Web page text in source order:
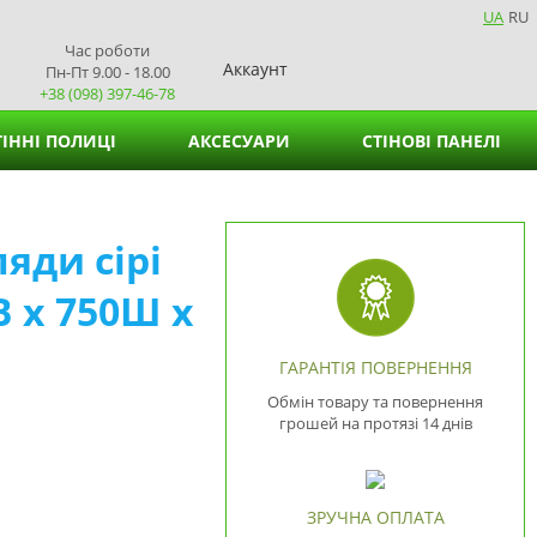
UA RU
Час роботи
Пн-Пт 9.00 - 18.00
+38 (098) 397-46-78
Аккаунт
ПОЛИЦІ АКСЕСУАРИ
Підставки для серветок
СТІНОВІ ПАНЕЛІ
сірі
х 750Ш х
ГАРАНТІЯ ПОВЕРНЕННЯ
Обмін товару та повернення
грошей на протязі 14 днів
ЗРУЧНА ОПЛАТА